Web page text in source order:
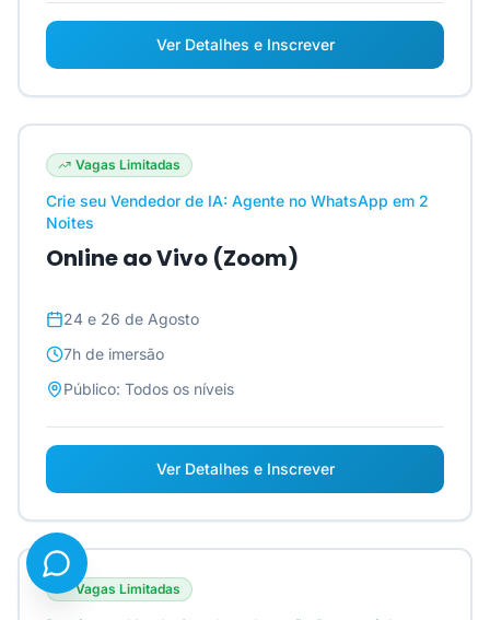
Ver Detalhes e Inscrever
Vagas Limitadas
Crie seu Vendedor de IA: Agente no WhatsApp em 2
Noites
Online ao Vivo (Zoom)
24 e 26 de Agosto
7h de imersão
Público: Todos os níveis
Ver Detalhes e Inscrever
Vagas Limitadas